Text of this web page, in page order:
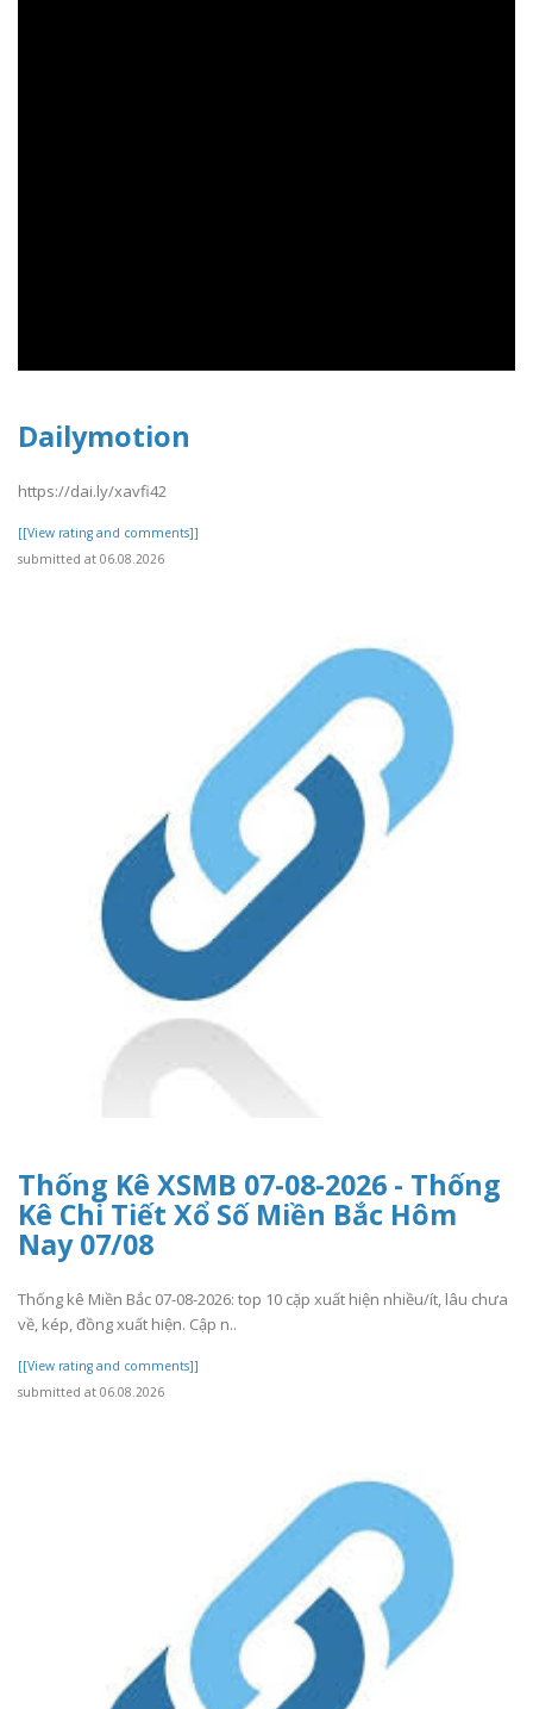
Dailymotion
https://dai.ly/xavfi42
[[View rating and comments]]
submitted at 06.08.2026
Thống Kê XSMB 07-08-2026 - Thống
Kê Chi Tiết Xổ Số Miền Bắc Hôm
Nay 07/08
Thống kê Miền Bắc 07-08-2026: top 10 cặp xuất hiện nhiều/ít, lâu chưa
về, kép, đồng xuất hiện. Cập n..
[[View rating and comments]]
submitted at 06.08.2026